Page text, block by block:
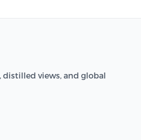
distilled views, and global